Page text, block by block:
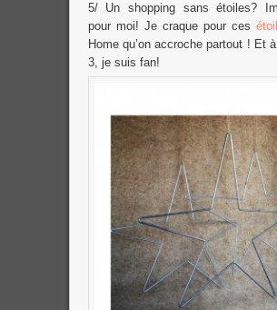
5/ Un shopping sans étoiles?
pour moi! Je craque pour ces
Home qu’on accroche partout ! Et
3, je suis fan!